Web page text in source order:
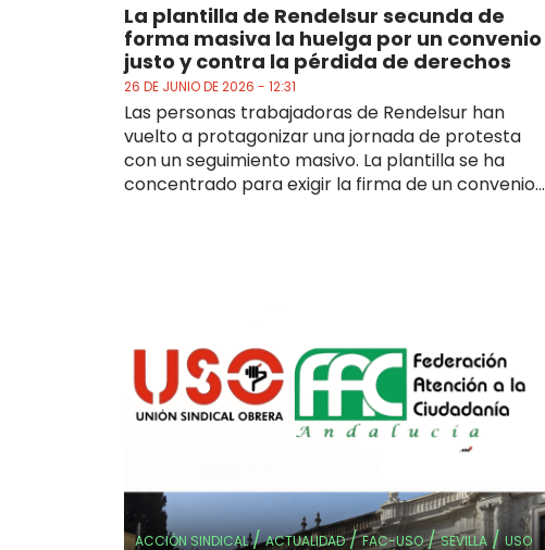
La plantilla de Rendelsur secunda de
forma masiva la huelga por un convenio
justo y contra la pérdida de derechos
26 DE JUNIO DE 2026 - 12:31
Las personas trabajadoras de Rendelsur han
vuelto a protagonizar una jornada de protesta
con un seguimiento masivo. La plantilla se ha
concentrado para exigir la firma de un convenio...
ACCIÓN SINDICAL/ACTUALIDAD/FAC-USO/SEVILLA/ USO